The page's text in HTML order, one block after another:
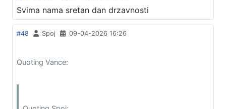
Svima nama sretan dan drzavnosti
#48 Spoj 09-04-2026 16:26
Quoting Vance: